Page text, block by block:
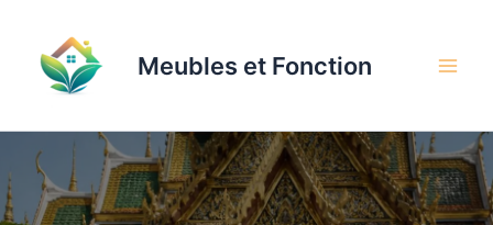
contenu
Meubles et Fonction